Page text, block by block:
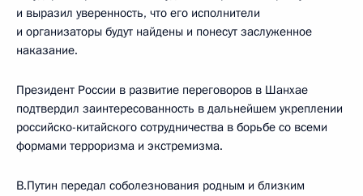
и выразил уверенность, что его исполнители
и организаторы будут найдены и понесут заслуженное
наказание.
Президент России в развитие переговоров в Шанхае
подтвердил заинтересованность в дальнейшем укреплении
российско-китайского сотрудничества в борьбе со всеми
формами терроризма и экстремизма.
В.Путин передал соболезнования родным и близким